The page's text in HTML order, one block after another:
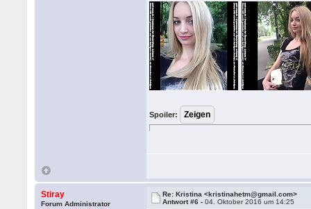
Spoiler:
Stiray
Forum Administrator
Re: Kristina <kristinahetm@gmail.com>
Antwort #6 -04. Oktober 2016 um 14:25